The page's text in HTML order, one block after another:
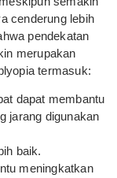
cenderung lebih
pendekatan
merupakan
termasuk:
dapat membantu
jarang digunakan
baik.
meningkatkan